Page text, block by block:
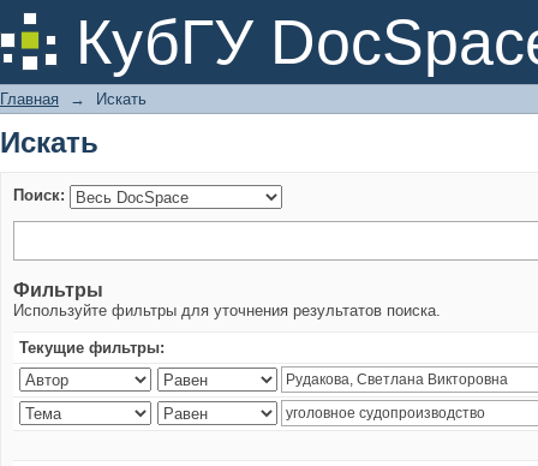
КубГУ
Искать
Главная → Искать
Искать
Поиск:
Фильтры
Используйте фильтры для уточнения результатов поиска.
Текущие фильтры: